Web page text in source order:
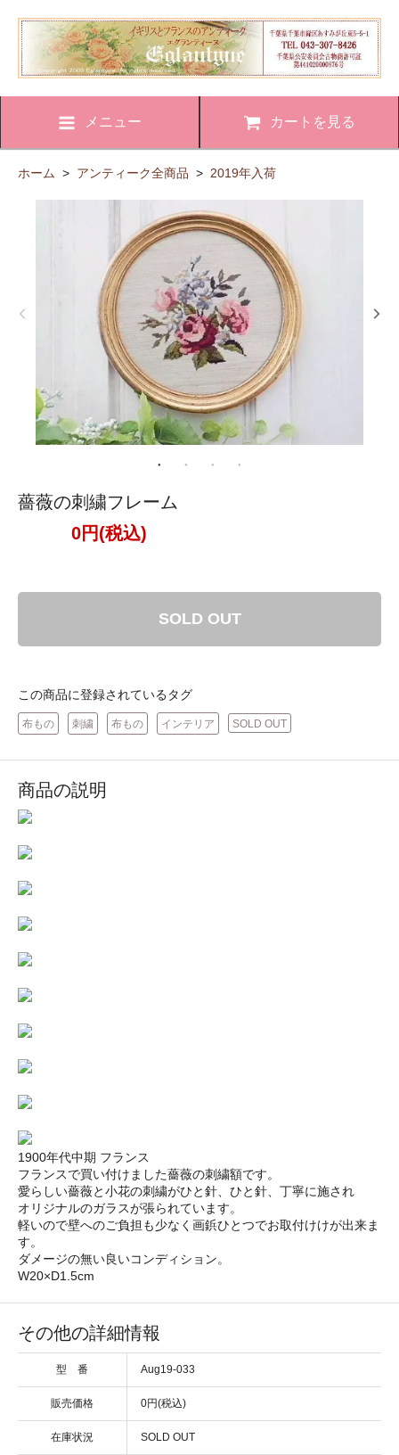
メニュー カートを見る
ホーム > アンティーク全商品 > 2019年入荷
薔薇の刺繍フレーム
0円(税込)
SOLD OUT
この商品に登録されているタグ
布もの 刺繍 布もの インテリア SOLD OUT
商品の説明
1900年代中期 フランス
フランスで買い付けました薔薇の刺繍額です。
愛らしい薔薇と小花の刺繍がひと針、ひと針、丁寧に施され
オリジナルのガラスが張られています。
軽いので壁へのご負担も少なく画鋲ひとつでお取付けけが出来ま
す。
ダメージの無い良いコンディション。
W20×D1.5cm
その他の詳細情報
型 番 Aug19-033
販売価格 0円(税込)
在庫状況 SOLD OUT